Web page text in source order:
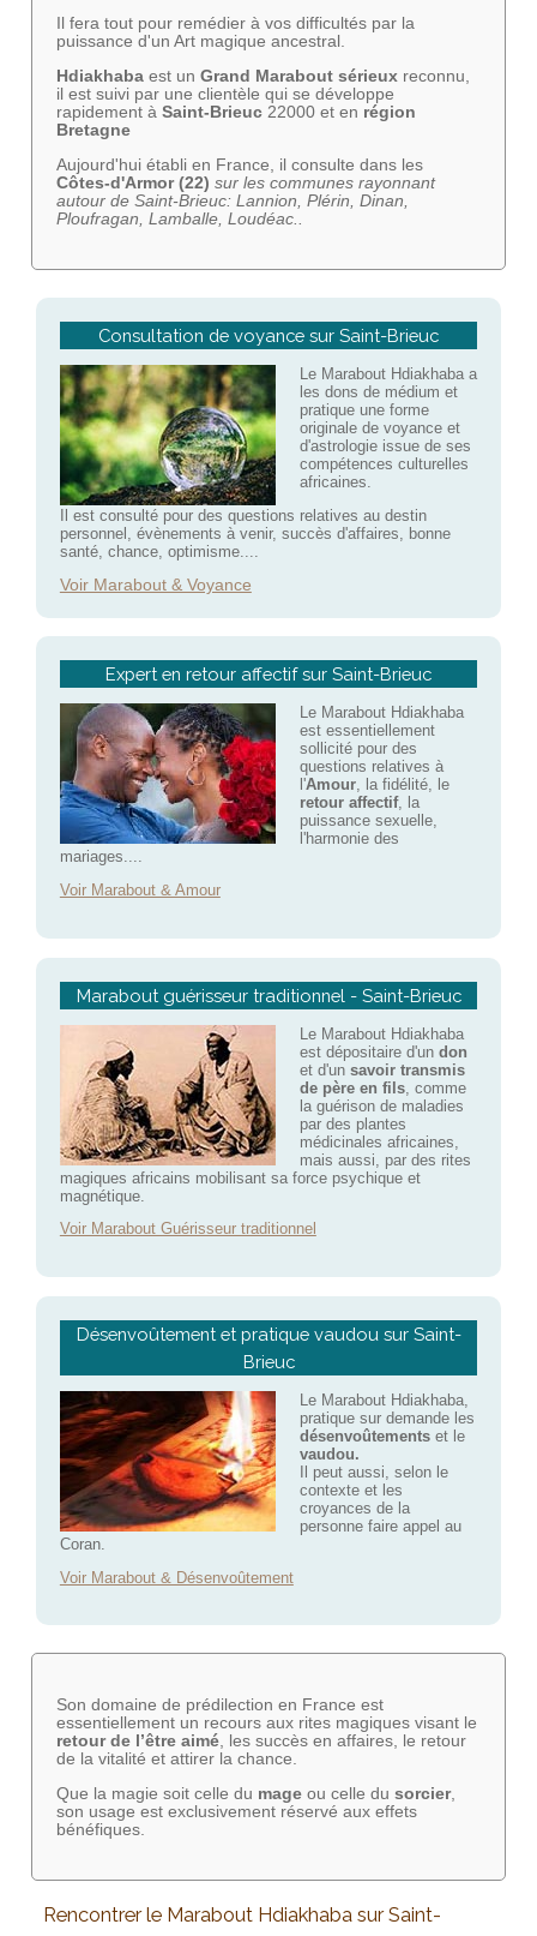
Il fera tout pour remédier à vos difficultés par la
puissance d'un Art magique ancestral.
Hdiakhaba est un Grand Marabout sérieuxreconnu,
il est suivi par une clientèle qui se développe
rapidement à Saint-Brieuc22000 et en région
Bretagne
Aujourd'hui établi en France, il consulte dans les
Côtes-d'Armor (22) sur les communes rayonnant
autour de Saint-Brieuc: Lannion, Plérin, Dinan,
Ploufragan, Lamballe, Loudéac..
Consultation de voyance sur Saint-Brieuc
Le Marabout Hdiakhaba a
les dons de médium et
pratique une forme
originale de voyance et
d'astrologie issue de ses
compétences culturelles
africaines.
Il est consulté pour des questions relatives au destin
personnel, évènements à venir, succès d'affaires, bonne
santé, chance, optimisme....
Voir Marabout & Voyance
Expert en retour affectif sur Saint-Brieuc
Le Marabout Hdiakhaba
est essentiellement
sollicité pour des
questions relatives à
l'Amour, la fidélité, le
retour affectif, la
puissance sexuelle,
l'harmonie des
mariages....
Voir Marabout & Amour
Marabout guérisseur traditionnel - Saint-Brieuc
Le Marabout Hdiakhaba
est dépositaire d'un don
et d'un savoir transmis
de père en fils, comme
la guérison de maladies
par des plantes
médicinales africaines,
mais aussi, par des rites
magiques africains mobilisant sa force psychique et
magnétique.
Voir Marabout Guérisseur traditionnel
Désenvoûtement et pratique vaudou sur Saint-
Brieuc
Le Marabout Hdiakhaba,
pratique sur demande les
désenvoûtementset le
vaudou.
Il peut aussi, selon le
contexte et les
croyances de la
personne faire appel au
Coran.
Voir Marabout & Désenvoûtement
Son domaine de prédilection en France est
essentiellement un recours aux rites magiques visant le
retour de l’être aimé, les succès en affaires, le retour
de la vitalité et attirer la chance.
Que la magie soit celle du mageou celle du sorcier,
son usage est exclusivement réservé aux effets
bénéfiques.
Rencontrer le Marabout Hdiakhaba sur Saint-